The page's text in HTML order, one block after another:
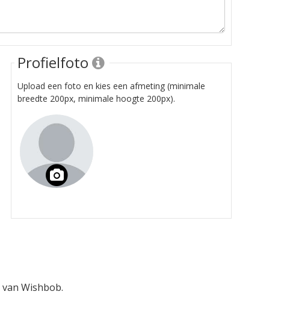
Profielfoto
Upload een foto en kies een afmeting (minimale
breedte 200px, minimale hoogte 200px).
van Wishbob.